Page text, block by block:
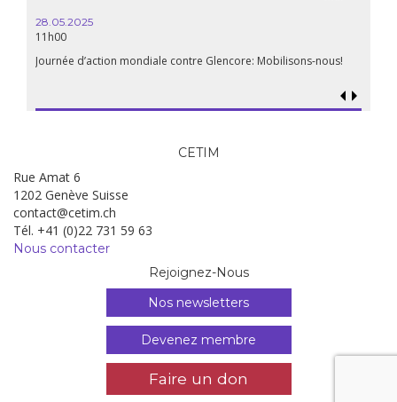
28.05.2025
11h00
Journée d’action mondiale contre Glencore: Mobilisons-nous!
CETIM
Rue Amat 6
1202 Genève Suisse
contact@cetim.ch
Tél. +41 (0)22 731 59 63
Nous contacter
Rejoignez-Nous
Nos newsletters
Devenez membre
Faire un don